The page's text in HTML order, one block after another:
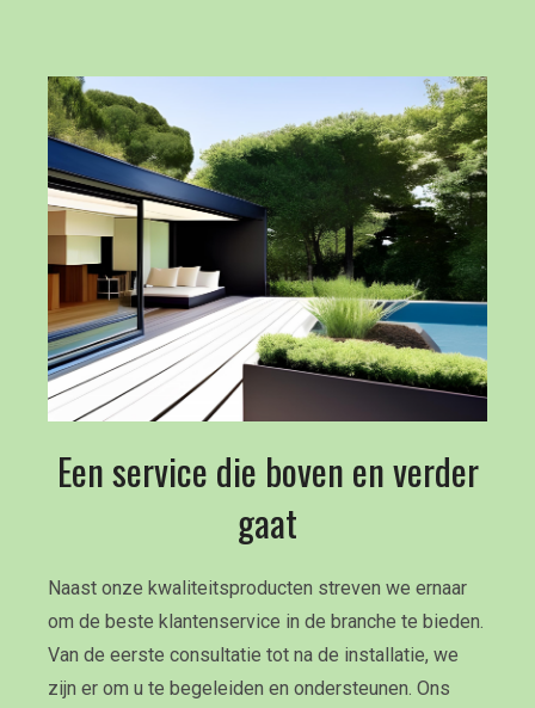
Een service die boven en verder
gaat
Naast onze kwaliteitsproducten streven we ernaar
om de beste klantenservice in de branche te bieden.
Van de eerste consultatie tot na de installatie, we
zijn er om u te begeleiden en ondersteunen. Ons